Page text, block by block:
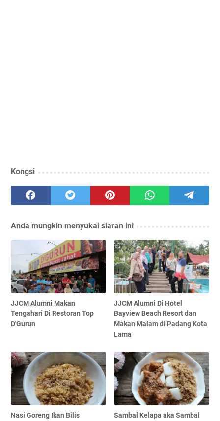
Kongsi
Anda mungkin menyukai siaran ini
JJCM Alumni Makan
Tengahari Di Restoran Top
D'Gurun
JJCM Alumni Di Hotel
Bayview Beach Resort dan
Makan Malam di Padang Kota
Lama
Nasi Goreng Ikan Bilis
Sambal Kelapa aka Sambal